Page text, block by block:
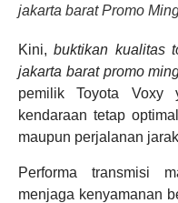
jakarta barat Promo
Kini,buktikan kualitas
jakarta barat promo
pemilik Toyota Voxy
kendaraan tetap
maupun perjalanan
Performa transmisi
menjaga kenyamanan